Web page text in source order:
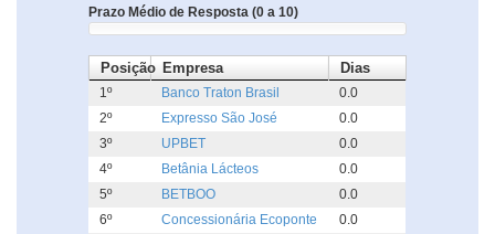
Prazo Médio de Resposta (0 a 10)
Posição Empresa Dias
1º Banco Traton Brasil
0.0
2º
Expresso São José
0.0
3º
UPBET
0.0
4º
Betânia Lácteos
0.0
5º
BETBOO
0.0
6º
Concessionária Ecoponte 0.0